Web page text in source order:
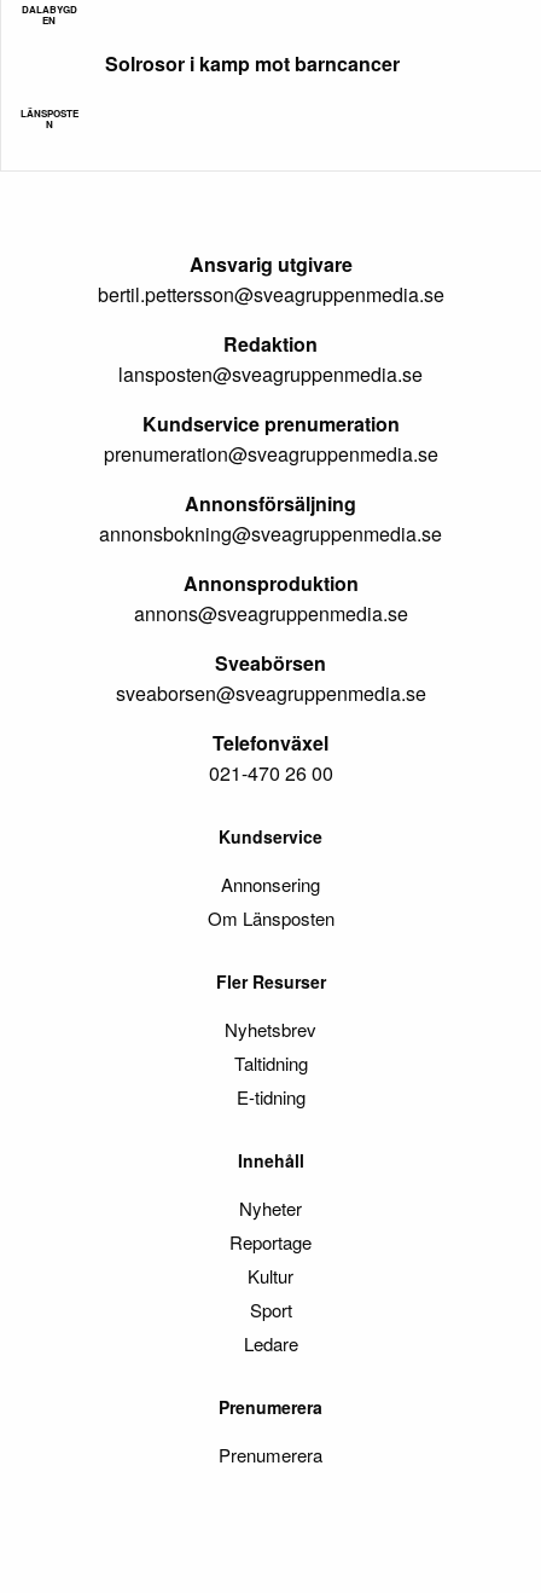
DALABYGD
EN
LÄNSPOSTE
N
Solrosor i kamp mot barncancer
Ansvarig utgivare
bertil.pettersson@sveagruppenmedia.se
Redaktion
lansposten@sveagruppenmedia.se
Kundservice prenumeration
prenumeration@sveagruppenmedia.se
Annonsförsäljning
annonsbokning@sveagruppenmedia.se
Annonsproduktion
annons@sveagruppenmedia.se
Sveabörsen
sveaborsen@sveagruppenmedia.se
Telefonväxel
021-470 26 00
Kundservice
Annonsering
Om Länsposten
Fler Resurser
Nyhetsbrev
Taltidning
E-tidning
Innehåll
Nyheter
Reportage
Kultur
Sport
Ledare
Prenumerera
Prenumerera